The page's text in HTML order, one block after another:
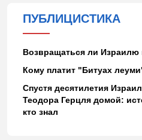
ПУБЛИЦИСТИКА
Возвращаться ли Израилю
Кому платит "Битуах
Спустя десятилетия
Теодора Герцля домой:
кто знал